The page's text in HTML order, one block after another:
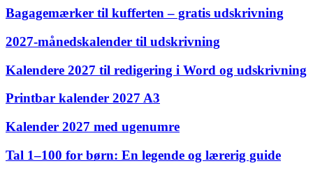
Bagagemærker til kufferten – gratis udskrivning
2027‑månedskalender til udskrivning
Kalendere 2027 til redigering i Word og udskrivning
Printbar kalender 2027 A3
Kalender 2027 med ugenumre
Tal 1–100 for børn: En legende og lærerig guide